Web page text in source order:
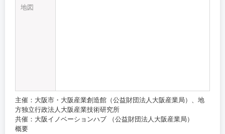
地図
主催：大阪市・大阪産業創造館（公益財団法人大阪産業局）、地
方独立行政法人大阪産業技術研究所
共催：大阪イノベーションハブ （公益財団法人大阪産業局）
概要